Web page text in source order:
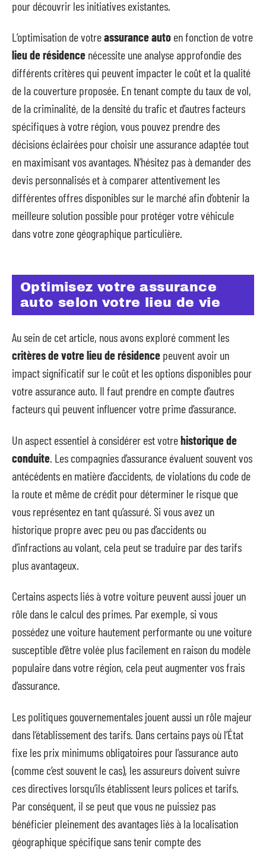
pour découvrir les initiatives existantes.
L’optimisation de votreassurance auto en fonction de votre
lieu de résidence nécessite une analyse approfondie des
différents critères qui peuvent impacter le coût et la qualité
de la couverture proposée. En tenant compte du taux de vol,
de la criminalité, de la densité du trafic et d’autres facteurs
spécifiques à votre région, vous pouvez prendre des
décisions éclairées pour choisir une assurance adaptée tout
en maximisant vos avantages. N’hésitez pas à demander des
devis personnalisés et à comparer attentivement les
différentes offres disponibles sur le marché afin d’obtenir la
meilleure solution possible pour protéger votre véhicule
dans votre zone géographique particulière.
Optimisez votre assurance
auto selon votre lieu de vie
Au sein de cet article, nous avons exploré comment les
critères de votre lieu de résidence peuvent avoir un
impact significatif sur le coût et les options disponibles pour
votre assurance auto. Il faut prendre en compte d’autres
facteurs qui peuvent influencer votre prime d’assurance.
Un aspect essentiel à considérer est votrehistorique de
conduite . Les compagnies d’assurance évaluent souvent vos
antécédents en matière d’accidents, de violations du code de
la route et même de crédit pour déterminer le risque que
vous représentez en tant qu’assuré. Si vous avez un
historique propre avec peu ou pas d’accidents ou
d’infractions au volant, cela peut se traduire par des tarifs
plus avantageux.
Certains aspects liés à votre voiture peuvent aussi jouer un
rôle dans le calcul des primes. Par exemple, si vous
possédez une voiture hautement performante ou une voiture
susceptible d’être volée plus facilement en raison du modèle
populaire dans votre région, cela peut augmenter vos frais
d’assurance.
Les politiques gouvernementales jouent aussi un rôle majeur
dans l’établissement des tarifs. Dans certains pays où l’État
fixe les prix minimums obligatoires pour l’assurance auto
(comme c’est souvent le cas), les assureurs doivent suivre
ces directives lorsqu’ils établissent leurs polices et tarifs.
Par conséquent, il se peut que vous ne puissiez pas
bénéficier pleinement des avantages liés à la localisation
géographique spécifique sans tenir compte des